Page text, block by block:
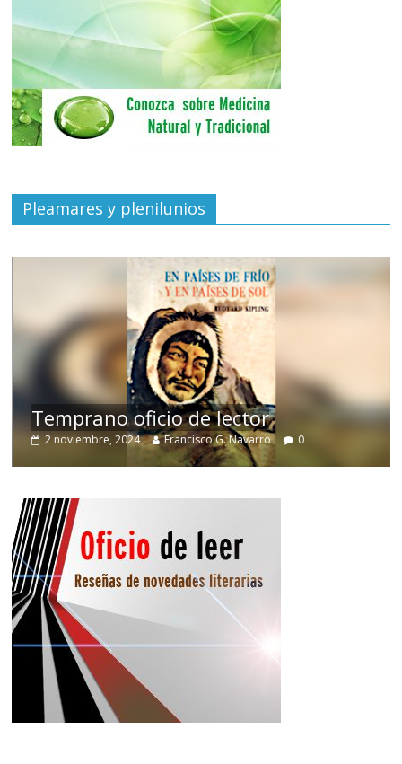
Pleamares y plenilunios
Temprano oficio de lector
2 noviembre, 2024 Francisco G. Navarro 0